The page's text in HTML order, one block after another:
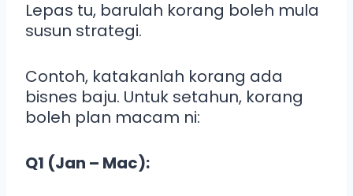
Lepas tu, barulah korang boleh mula
susun strategi.
Contoh, katakanlah korang ada
bisnes baju. Untuk setahun, korang
boleh plan macam ni:
Q1 (Jan – Mac):